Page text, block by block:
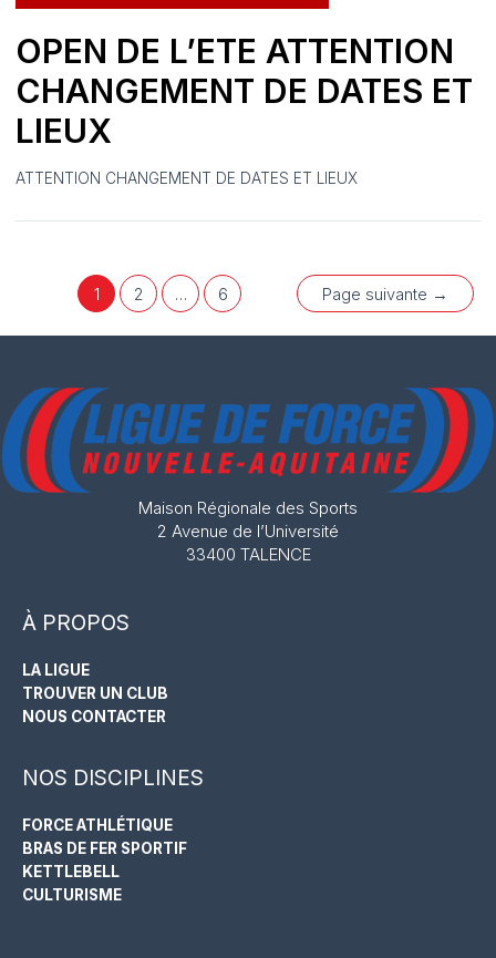
OPEN DE L’ETE ATTENTION
CHANGEMENT DE DATES ET
LIEUX
ATTENTION CHANGEMENT DE DATES ET LIEUX
Pagination
publications
1 2 … 6 Page suivante →
Maison Régionale des Sports
2 Avenue de l’Université
33400 TALENCE
À PROPOS
LA LIGUE
TROUVER UN CLUB
NOUS CONTACTER
NOS DISCIPLINES
FORCE ATHLÉTIQUE
BRAS DE FER SPORTIF
KETTLEBELL
CULTURISME